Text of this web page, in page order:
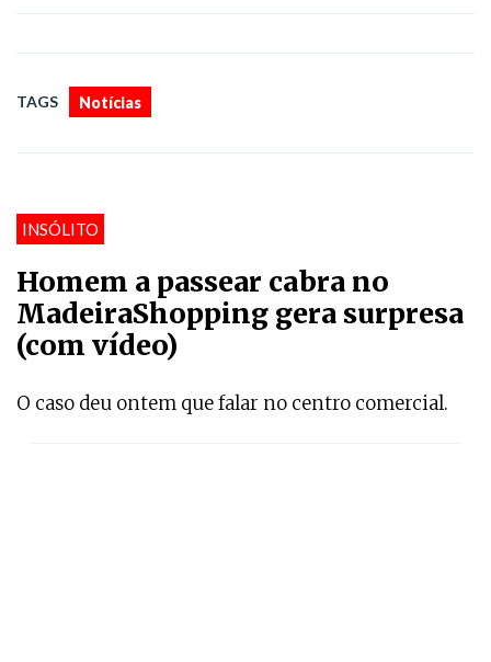
TAGS Notícias
INSÓLITO
Homem a passear cabra no
MadeiraShopping gera surpresa
(com vídeo)
O caso deu ontem que falar no centro comercial.